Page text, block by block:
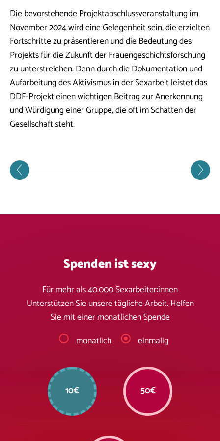
Die bevorstehende Projektabschlussveranstaltung im
November 2024 wird eine Gelegenheit sein, die erzielten
Fortschritte zu präsentieren und die Bedeutung des
Projekts für die Zukunft der Frauengeschichtsforschung
zu unterstreichen. Denn durch die Dokumentation und
Aufarbeitung des Aktivismus in der Sexarbeit leistet das
DDF-Projekt einen wichtigen Beitrag zur Anerkennung
und Würdigung einer Gruppe, die oft im Schatten der
Gesellschaft steht.
Spenden ist sexy
Für mehr als 40.000 Sexarbeiter:innen
Unterstützen Sie unsere tägliche Arbeit. Helfen
Sie mit einer monatlichen Spende
monatlich
einmalig
10€ 50€